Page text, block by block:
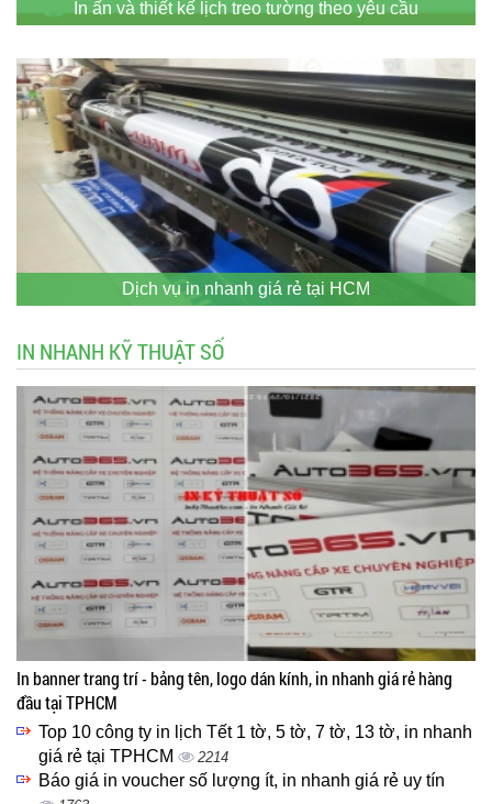
In ấn và thiết kế lịch treo tường theo yêu cầu
Dịch vụ in nhanh giá rẻ tại HCM
IN NHANH KỸ THUẬT SỐ
In banner trang trí - bảng tên, logo dán kính, in nhanh giá rẻ hàng
đầu tại TPHCM
Top 10 công ty in lịch Tết 1 tờ, 5 tờ, 7 tờ, 13 tờ, in nhanh
giá rẻ tại TPHCM
2214
Báo giá in voucher số lượng ít, in nhanh giá rẻ uy tín